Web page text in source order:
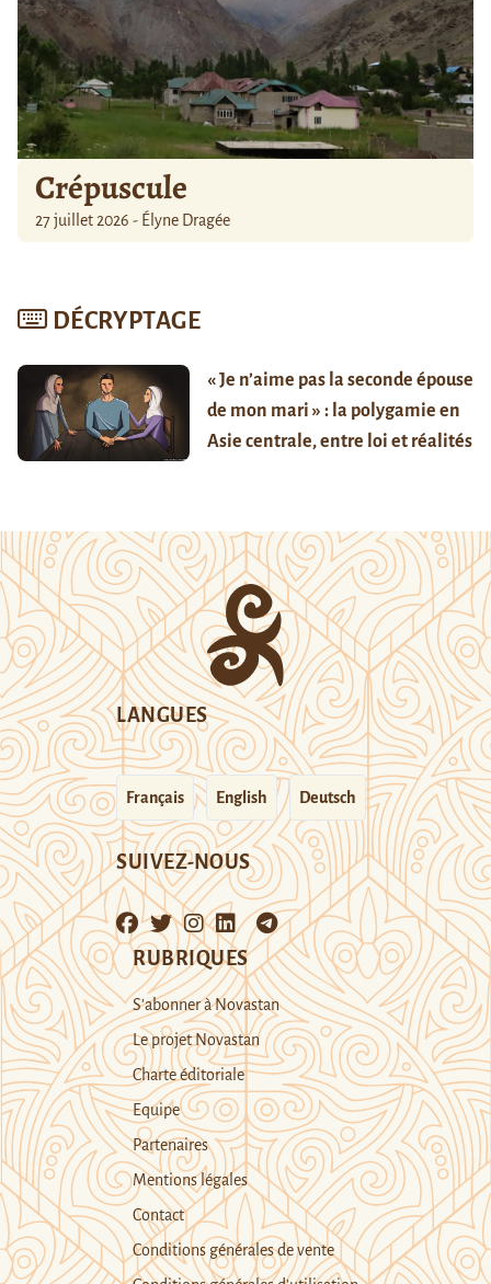
Crépuscule
27 juillet 2026 - Élyne Dragée
DÉCRYPTAGE
« Je n’aime pas la seconde épouse
de mon mari » : la polygamie en
Asie centrale, entre loi et réalités
LANGUES
Français English Deutsch
SUIVEZ-NOUS
RUBRIQUES
S’abonner à Novastan
Le projet Novastan
Charte éditoriale
Equipe
Partenaires
Mentions légales
Contact
Conditions générales de vente